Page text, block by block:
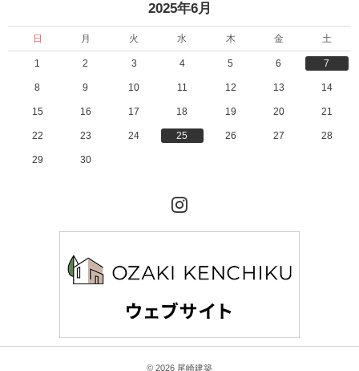
2025年6月
日 月 火 水 木 金 土
1 2 3 4 5 6 7
8 9 10 11 12 13 14
15 16 17 18 19 20 21
22 23 24 25 26 27 28
29 30
© 2026 尾崎建築